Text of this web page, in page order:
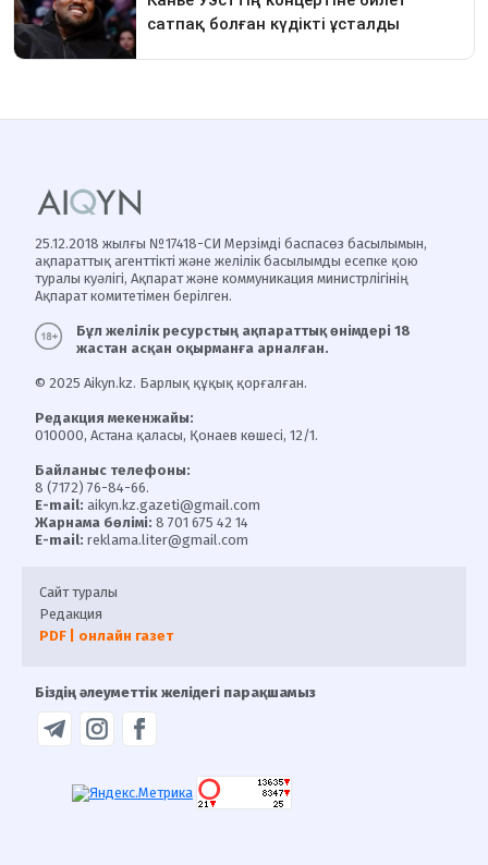
25.12.2018 жылғы №17418-СИ Мерзімді баспасөз басылымын,
ақпараттық агенттікті және желілік басылымды есепке қою
туралы куәлігі, Ақпарат және коммуникация министрлігінің
Ақпарат комитетімен берілген.
Бұл желілік ресурстың ақпараттық өнімдері 18
жастан асқан оқырманға арналған.
© 2025 Aikyn.kz. Барлық құқық қорғалған.
Редакция мекенжайы:
010000, Астана қаласы, Қонаев көшесі, 12/1.
Байланыс телефоны:
8 (7172) 76-84-66.
E-mail: aikyn.kz.gazeti@gmail.com
Жарнама бөлімі: 8 701 675 42 14
E-mail: reklama.liter@gmail.com
Сайт туралы
Редакция
PDF | онлайн газет
Біздің әлеуметтік желідегі парақшамыз